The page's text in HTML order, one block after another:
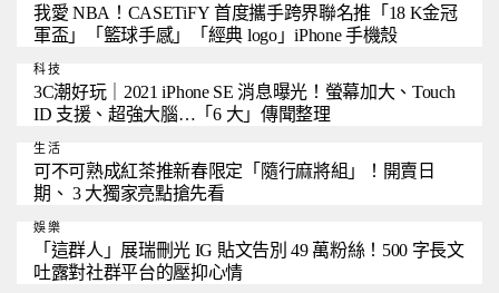
我愛 NBA！CASETiFY 首度攜手跨界聯名推「18 K金冠
軍盃」「籃球手感」「經典 logo」iPhone 手機殼
科技
3C潮好玩｜2021 iPhone SE 消息曝光！螢幕加大、Touch
ID 支援、超強大腦…「6 大」傳聞整理
生活
可不可熟成紅茶推新春限定「隨行麻將組」！開賣日
期、 3 大獨家亮點搶先看
娛樂
「這群人」展瑞刪光 IG 貼文告別 49 萬粉絲！500 字長文
吐露對社群平台的壓抑心情